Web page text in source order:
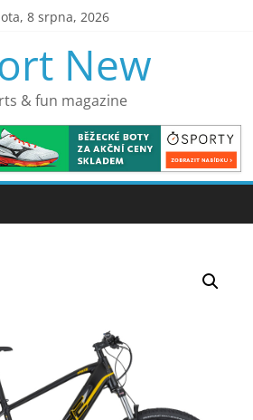
8 srpna, 2026
New
& fun magazine